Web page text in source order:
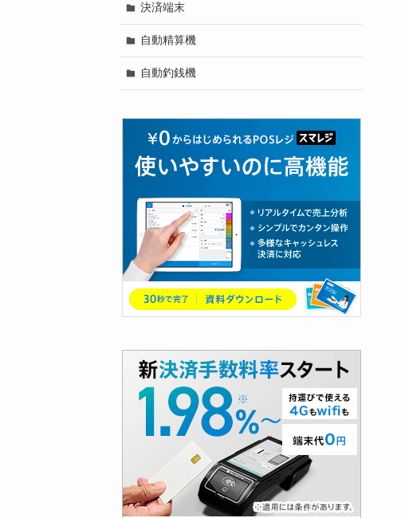
決済端末
自動精算機
自動釣銭機